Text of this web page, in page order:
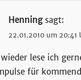
Henning sagt:
22.01.2010 um 20:41
lese ich
für